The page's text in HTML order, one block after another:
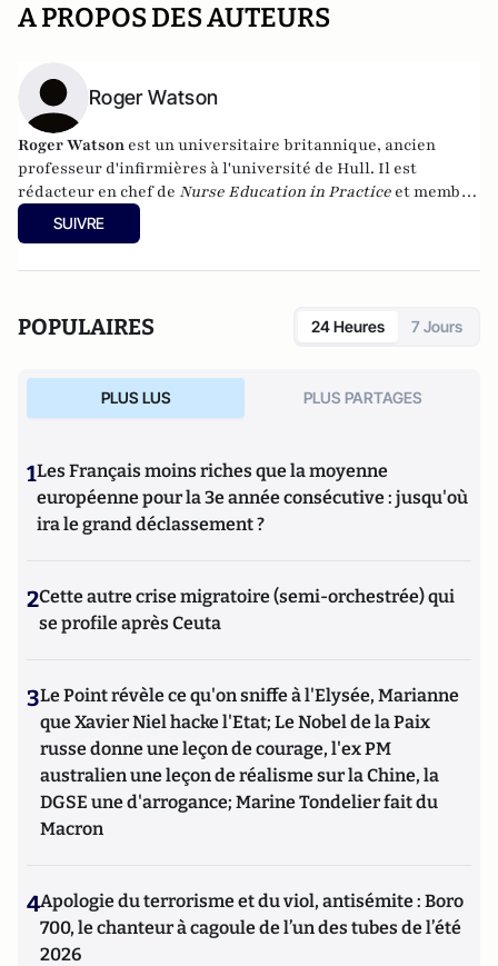
A PROPOS DES AUTEURS
Roger Watson
Roger Watson est un universitaire britannique, ancien
professeur d'infirmières à l'université de Hull. Il est
rédacteur en chef de Nurse Education in Practice et membre
du comité de rédaction de WikiJournal of Medicine. Il a été
le président fondateur de la Lancet Commission on Nursing
vice-président de la Conférence nationale des professeurs
nationale des professeurs d'université.
SUIVRE
POPULAIRES 24 Heures 7 Jours
PLUS LUS PLUS PARTAGES
1Les Français moins riches que la moyenne
européenne pour la 3e année consécutive : jusqu'où
ira le grand déclassement ?
2Cette autre crise migratoire (semi-orchestrée) qui
se profile après Ceuta
3Le Point révèle ce qu'on sniffe à l'Elysée, Marianne
que Xavier Niel hacke l'Etat; Le Nobel de la Paix
russe donne une leçon de courage, l'ex PM
australien une leçon de réalisme sur la Chine, la
DGSE une d'arrogance; Marine Tondelier fait du
Macron
4Apologie du terrorisme et du viol, antisémite : Boro
700, le chanteur à cagoule de l’un des tubes de l’été
2026